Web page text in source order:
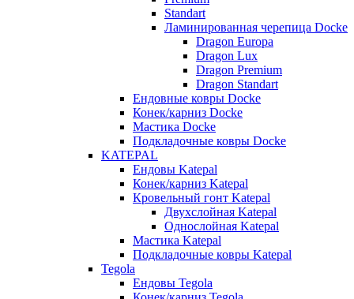
Standart
Ламинированная черепица Docke
Dragon Europa
Dragon Lux
Dragon Premium
Dragon Standart
Ендовные ковры Docke
Конек/карниз Docke
Мастика Docke
Подкладочные ковры Docke
KATEPAL
Ендовы Katepal
Конек/карниз Katepal
Кровельный гонт Katepal
Двухслойная Katepal
Однослойная Katepal
Мастика Katepal
Подкладочные ковры Katepal
Tegola
Ендовы Tegola